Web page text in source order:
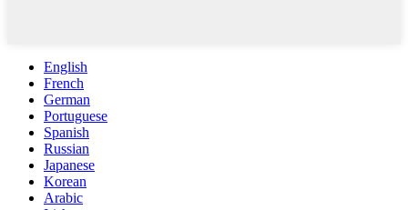
English
French
German
Portuguese
Spanish
Russian
Japanese
Korean
Arabic